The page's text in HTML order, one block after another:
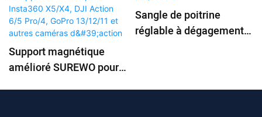
Support magnétique
amélioré SUREWO pour
Sangle de poitrine
réglable à dégagement